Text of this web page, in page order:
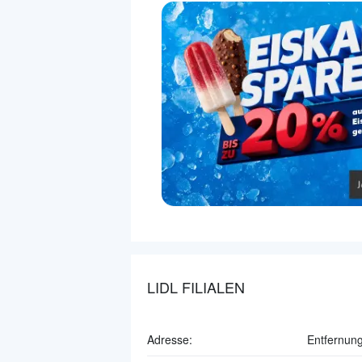
LIDL FILIALEN
Adresse: